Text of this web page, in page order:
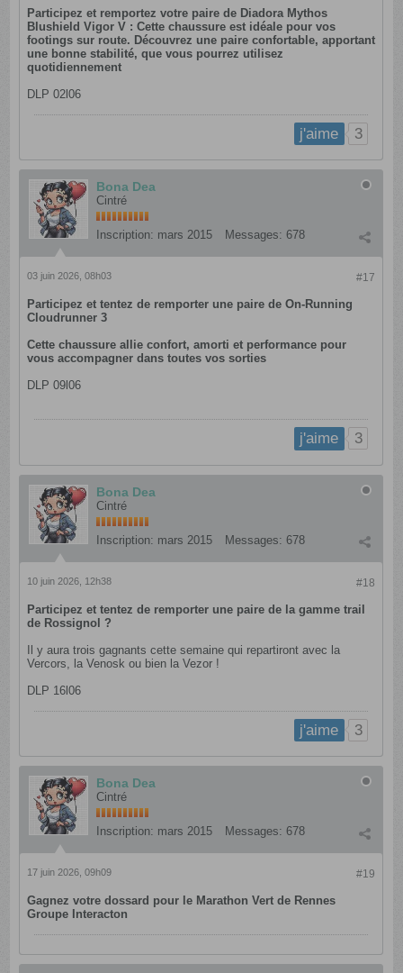
Participez et remportez votre paire de Diadora Mythos
Blushield Vigor V : Cette chaussure est idéale pour vos
footings sur route. Découvrez une paire confortable, apportant
une bonne stabilité, que vous pourrez utilisez
quotidiennement
DLP 02l06
j'aime 3
Bona Dea
Cintré
Inscription: mars 2015 Messages: 678
#17
03 juin 2026, 08h03
Participez et tentez de remporter une paire de On-Running
Cloudrunner 3
Cette chaussure allie confort, amorti et performance pour
vous accompagner dans toutes vos sorties
DLP 09l06
j'aime 3
Bona Dea
Cintré
Inscription: mars 2015 Messages: 678
#18
10 juin 2026, 12h38
Participez et tentez de remporter une paire de la gamme trail
de Rossignol ?
Il y aura trois gagnants cette semaine qui repartiront avec la
Vercors, la Venosk ou bien la Vezor !
DLP 16l06
j'aime 3
Bona Dea
Cintré
Inscription: mars 2015 Messages: 678
#19
17 juin 2026, 09h09
Gagnez votre dossard pour le Marathon Vert de Rennes
Groupe Interacton